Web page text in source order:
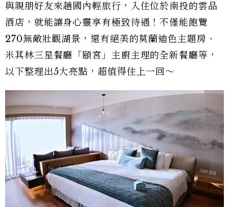
與親朋好友來趟國內輕旅行，入住位於南投的雲品
酒店，就能讓身心靈享有極致待遇！不僅能飽覽
270無敵壯觀湖景，還有絕美的莫蘭迪色主題房、
米其林三星餐廳「頤宮」主廚主理的全新餐廳等，
以下整理出5大亮點，超值得住上一回～